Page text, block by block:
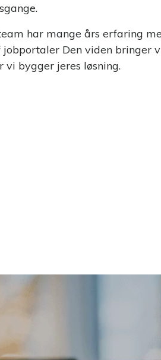
har mange års erfaring
Den viden bringer
vi bygger jeres løsning.